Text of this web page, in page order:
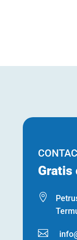
Gratis

